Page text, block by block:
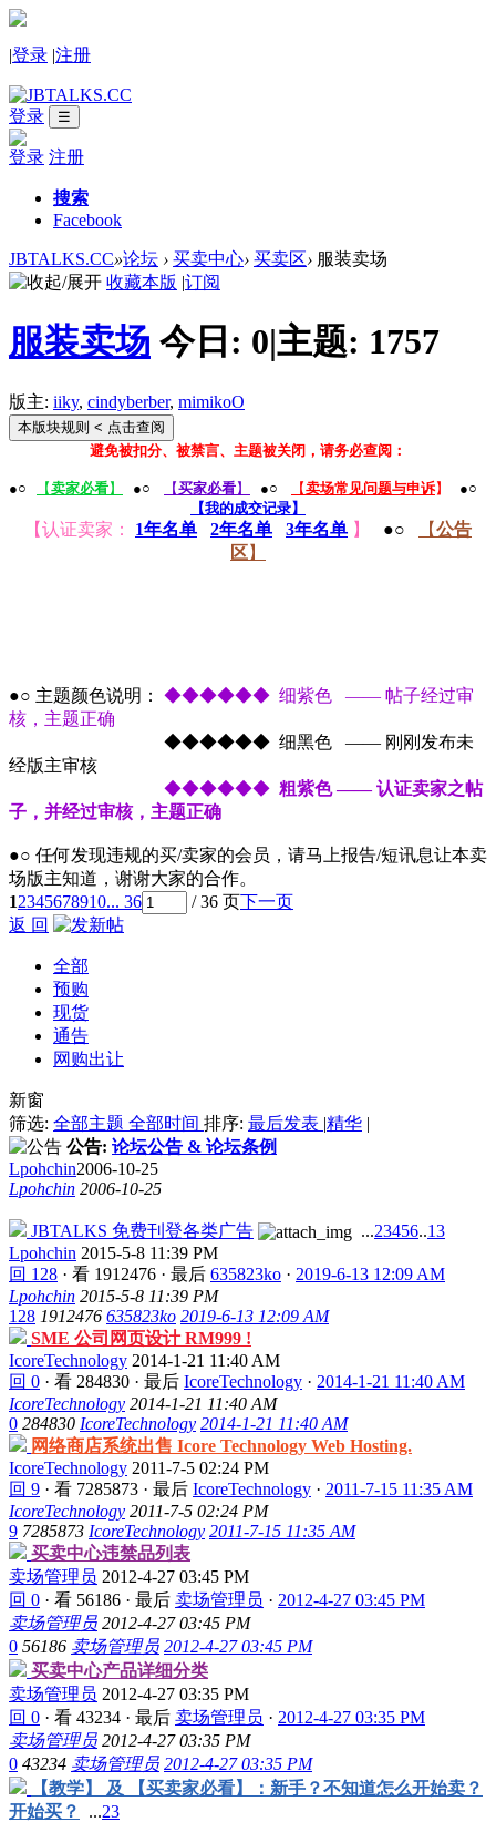
|登录 |注册
登录 ☰
登录 注册
搜索
Facebook
JBTALKS.CC»论坛 › 买卖中心› 买卖区› 服装卖场
收藏本版 |订阅
服装卖场 今日: 0|主题: 1757
版主: iiky, cindyberber, mimikoO
本版块规则 < 点击查阅
避免被扣分、被禁言、主题被关闭，请务必查阅：
●○ 【卖家必看】 ●○ 【买家必看】 ●○ 【卖场常见问题与申诉】
●○
【我的成交记录】
【认证卖家： 1年名单 2年名单 3年名单 】 ●○ 【公告
区】
●○ 主题颜色说明：
◆◆◆◆◆◆ 细紫色 —— 帖子经过审
核，主题正确
◆◆◆◆◆◆ 细黑色 —— 刚刚发布未
经版主审核
◆◆◆◆◆◆ 粗紫色 —— 认证卖家之帖
子，并经过审核，主题正确
●○ 任何发现违规的买/卖家的会员，请马上报告/短讯息让本卖
场版主知道，谢谢大家的合作。
12345678910... 36 / 36 页下一页
返 回
全部
预购
现货
通告
网购出让
新窗
筛选: 全部主题 全部时间 排序: 最后发表 |精华 |
公告: 论坛公告 & 论坛条例
Lpohchin2006-10-25
Lpohchin 2006-10-25
JBTALKS 免费刊登各类广告 ...23456..13
Lpohchin 2015-5-8 11:39 PM
回 128 · 看 1912476 · 最后 635823ko · 2019-6-13 12:09 AM
Lpohchin 2015-5-8 11:39 PM
128 1912476 635823ko 2019-6-13 12:09 AM
SME 公司网页设计 RM999 !
IcoreTechnology 2014-1-21 11:40 AM
回 0 · 看 284830 · 最后 IcoreTechnology · 2014-1-21 11:40 AM
IcoreTechnology 2014-1-21 11:40 AM
0 284830 IcoreTechnology 2014-1-21 11:40 AM
网络商店系统出售 Icore Technology Web Hosting.
IcoreTechnology 2011-7-5 02:24 PM
回 9 · 看 7285873 · 最后 IcoreTechnology · 2011-7-15 11:35 AM
IcoreTechnology 2011-7-5 02:24 PM
9 7285873 IcoreTechnology 2011-7-15 11:35 AM
买卖中心违禁品列表
卖场管理员 2012-4-27 03:45 PM
回 0 · 看 56186 · 最后 卖场管理员 · 2012-4-27 03:45 PM
卖场管理员 2012-4-27 03:45 PM
0 56186 卖场管理员 2012-4-27 03:45 PM
买卖中心产品详细分类
卖场管理员 2012-4-27 03:35 PM
回 0 · 看 43234 · 最后 卖场管理员 · 2012-4-27 03:35 PM
卖场管理员 2012-4-27 03:35 PM
0 43234 卖场管理员 2012-4-27 03:35 PM
【教学】 及 【买卖家必看】：新手？不知道怎么开始卖？
开始买？
...23